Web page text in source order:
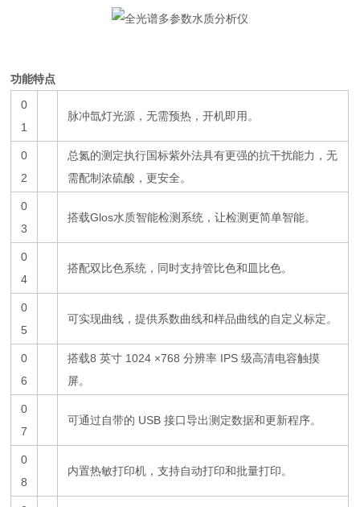
功能特点
0
1
脉冲氙灯光源，无需预热，开机即用。
0
2
总氮的测定执行国标紫外法具有更强的抗干扰能力，无
需配制浓硫酸，更安全。
0
3
搭载Glos水质智能检测系统，让检测更简单智能。
0
4
搭配双比色系统，同时支持管比色和皿比色。
0
5
可实现曲线，提供系数曲线和样品曲线的自定义标定。
0
6
搭载8 英寸 1024 ×768 分辨率 IPS 级高清电容触摸
屏。
0
7
可通过自带的 USB 接口导出测定数据和更新程序。
0
8
内置热敏打印机，支持自动打印和批量打印。